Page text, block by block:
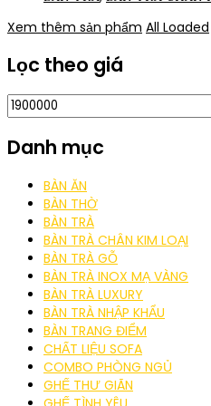
Xem thêm sản phẩm All Loaded
Lọc theo giá
Danh mục
BÀN ĂN
BÀN THỜ
BÀN TRÀ
BÀN TRÀ CHÂN KIM LOẠI
BÀN TRÀ GỖ
BÀN TRÀ INOX MẠ VÀNG
BÀN TRÀ LUXURY
BÀN TRÀ NHẬP KHẨU
BÀN TRANG ĐIỂM
CHẤT LIỆU SOFA
COMBO PHÒNG NGỦ
GHẾ THƯ GIÃN